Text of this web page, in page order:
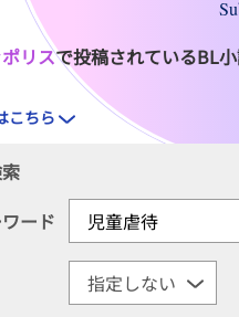
リスで投稿されているBL小
こちら
ード